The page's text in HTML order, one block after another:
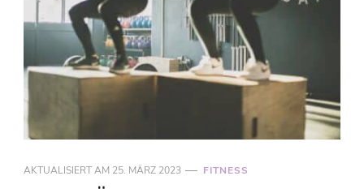
AKTUALISIERT AM 25. MÄRZ 2023 FITNESS